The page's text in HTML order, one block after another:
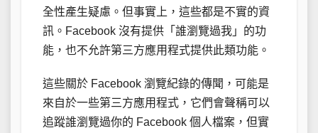
全性產生疑慮。但事實上，這些都是不實的資
訊。Facebook 沒有提供「誰瀏覽過我」的功
能，也不允許第三方應用程式提供此類功能。
這些關於 Facebook 瀏覽紀錄的傳聞，可能是
來自於一些第三方應用程式，它們會聲稱可以
追蹤誰瀏覽過你的 Facebook 個人檔案，但實